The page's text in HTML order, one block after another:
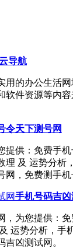
导航
用的办公生活
软件资源等内
令天下测号网
提供：免费手
理 及 运势分析
网，免费测手机
手机号码吉凶
，为您提供：
运势分析，手
吉凶测试网。